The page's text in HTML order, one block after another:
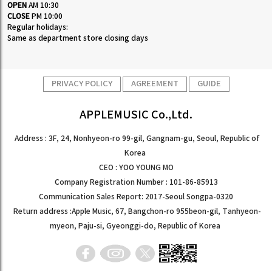
OPEN AM 10:30
CLOSE PM 10:00
Regular holidays:
Same as department store closing days
PRIVACY POLICY AGREEMENT GUIDE
APPLEMUSIC Co.,Ltd.
Address : 3F, 24, Nonhyeon-ro 99-gil, Gangnam-gu, Seoul, Republic of
Korea
CEO : YOO YOUNG MO
Company Registration Number : 101-86-85913
Communication Sales Report: 2017-Seoul Songpa-0320
Return address :Apple Music, 67, Bangchon-ro 955beon-gil, Tanhyeon-
myeon, Paju-si, Gyeonggi-do, Republic of Korea